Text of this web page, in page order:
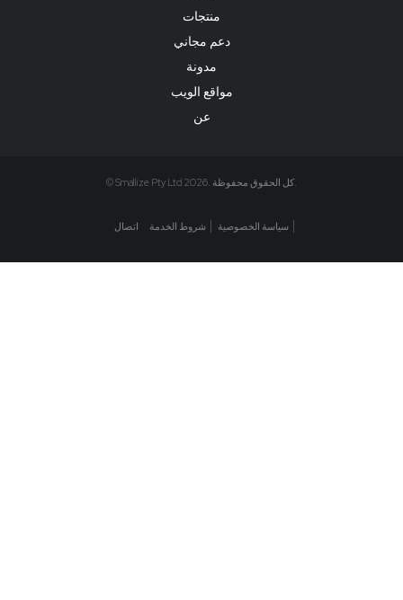
منتجات
دعم مجاني
مدونة
مواقع الويب
عن
© Smallize Pty Ltd 2026. كل الحقوق محفوظة.
سياسة الخصوصية شروط الخدمة اتصال